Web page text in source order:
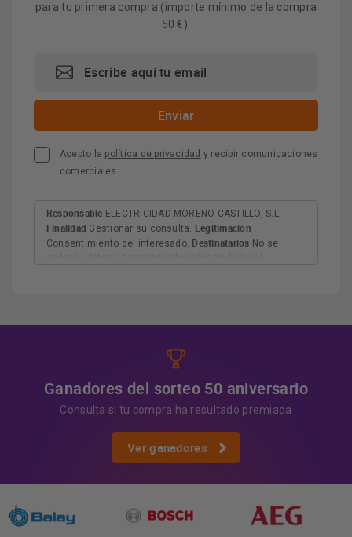
para tu primera compra (importe mínimo de la compra
50 €).
Acepto la política de privacidad y recibir comunicaciones
comerciales
Responsable ELECTRICIDAD MORENO CASTILLO, S.L.
Finalidad Gestionar su consulta. Legitimación
Consentimiento del interesado. Destinatarios No se
Ganadores del sorteo 50 aniversario
Consulta si tu compra ha resultado premiada
Ver ganadores